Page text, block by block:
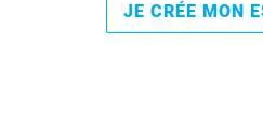
JE CRÉE MON